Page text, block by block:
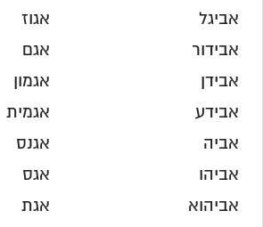
אביגל
אבידור
אבידן
אבידע
אביה
אביהו
אביהוא
אגוז
אגם
אגמון
אגמית
אגנס
אגס
אגת